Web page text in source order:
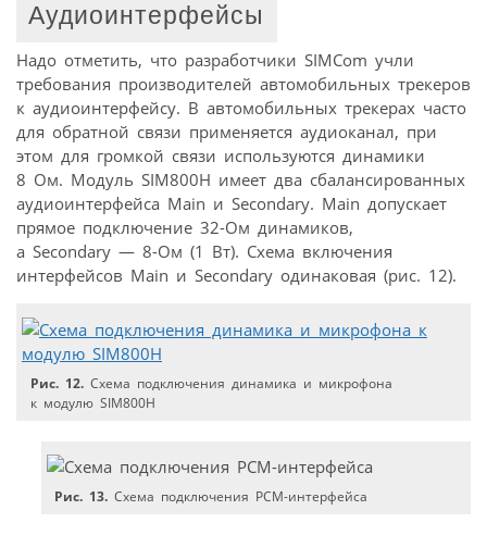
Аудиоинтерфейсы
Надо отметить, что разработчики SIMCom учли
требования производителей автомобильных трекеров
к аудиоинтерфейсу. В автомобильных трекерах часто
для обратной связи применяется аудиоканал, при
этом для громкой связи используются динамики
8 Ом. Модуль SIM800H имеет два сбалансированных
аудиоинтерфейса Main и Secondary. Main допускает
прямое подключение 32-Ом динамиков,
а Secondary — 8-Ом (1 Вт). Схема включения
интерфейсов Main и Secondary одинаковая (рис. 12).
Рис. 12. Схема подключения динамика и микрофона
к модулю SIM800H
Рис. 13. Схема подключения PCM-интерфейса